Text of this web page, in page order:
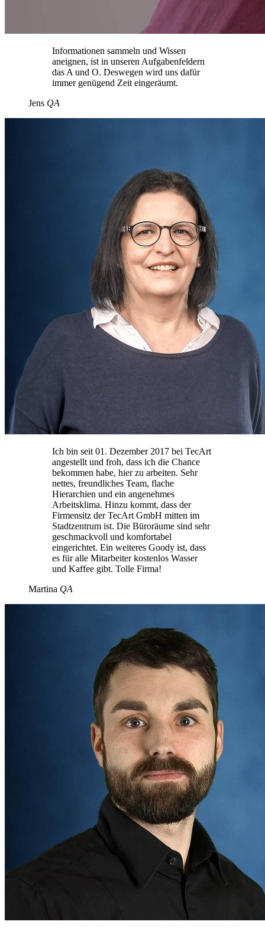
Informationen sammeln und Wissen
aneignen, ist in unseren Aufgabenfeldern
das A und O. Deswegen wird uns dafür
immer genügend Zeit eingeräumt.
Jens QA
Ich bin seit 01. Dezember 2017 bei TecArt
angestellt und froh, dass ich die Chance
bekommen habe, hier zu arbeiten. Sehr
nettes, freundliches Team, flache
Hierarchien und ein angenehmes
Arbeitsklima. Hinzu kommt, dass der
Firmensitz der TecArt GmbH mitten im
Stadtzentrum ist. Die Büroräume sind sehr
geschmackvoll und komfortabel
eingerichtet. Ein weiteres Goo­dy ist, dass
es für alle Mitarbeiter kostenlos Wasser
und Kaffee gibt. Tolle Firma!
Martina QA